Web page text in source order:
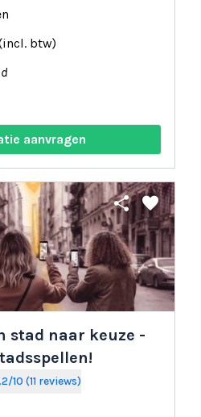
btw)
aanvragen
share favorite
stad naar keuze -
9.2/10 (11 reviews)